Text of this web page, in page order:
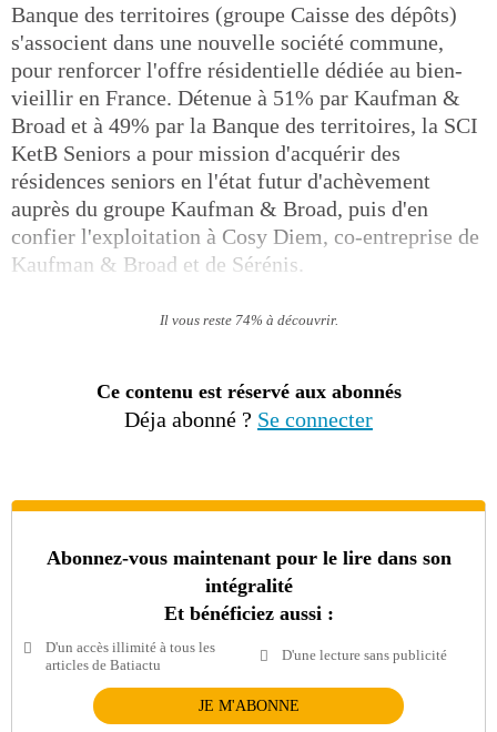
Banque des territoires (groupe Caisse des dépôts)
s'associent dans une nouvelle société commune,
pour renforcer l'offre résidentielle dédiée au bien-
vieillir en France. Détenue à 51% par Kaufman &
Broad et à 49% par la Banque des territoires, la SCI
KetB Seniors a pour mission d'acquérir des
résidences seniors en l'état futur d'achèvement
auprès du groupe Kaufman & Broad, puis d'en
confier l'exploitation à Cosy Diem, co-entreprise de
Kaufman & Broad et de Sérénis.
Il vous reste 74% à découvrir.
Ce contenu est réservé aux abonnés
Déja abonné ? Se connecter
Abonnez-vous maintenant pour le lire dans son
intégralité
Et bénéficiez aussi :
D'un accès illimité à tous les
articles de Batiactu
D'une lecture sans publicité
JE M'ABONNE